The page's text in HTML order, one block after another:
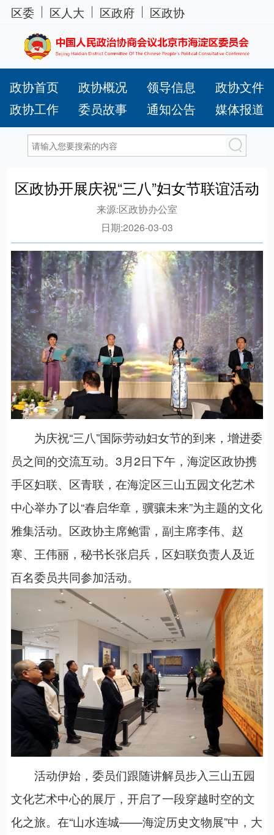
区委 区人大 区政府 区政协
政协首页 政协概况 领导信息
政协文件
政协工作
委员故事 通知公告 媒体报道
区政协开展庆祝“三八”妇女节联谊活动
来源:区政协办公室
日期:2026-03-03
为庆祝“三八”国际劳动妇女节的到来，增进委
员之间的交流互动。3月2日下午，海淀区政协携
手区妇联、区青联，在海淀区三山五园文化艺术
中心举办了以“春启华章，骥骧未来”为主题的文化
雅集活动。区政协主席鲍雷，副主席李伟、赵
寒、王伟丽，秘书长张启兵，区妇联负责人及近
百名委员共同参加活动。
活动伊始，委员们跟随讲解员步入三山五园
文化艺术中心的展厅，开启了一段穿越时空的文
化之旅。在“山水连城——海淀历史文物展”中，大